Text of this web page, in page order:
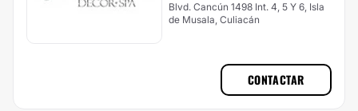
Blvd. Cancún 1498 Int. 4, 5 Y 6, Isla
de Musala, Culiacán
CONTACTAR